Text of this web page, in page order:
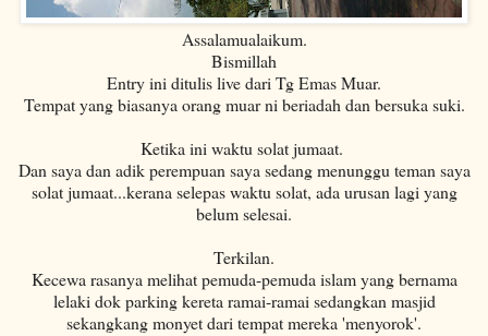
Assalamualaikum.
Bismillah
Entry ini ditulis live dari Tg Emas Muar.
Tempat yang biasanya orang muar ni beriadah dan bersuka suki.
Ketika ini waktu solat jumaat.
Dan saya dan adik perempuan saya sedang menunggu teman saya
solat jumaat...kerana selepas waktu solat, ada urusan lagi yang
belum selesai.
Terkilan.
Kecewa rasanya melihat pemuda-pemuda islam yang bernama
lelaki dok parking kereta ramai-ramai sedangkan masjid
sekangkang monyet dari tempat mereka 'menyorok'.